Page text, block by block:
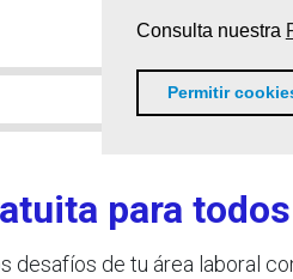
Consulta nuestra
Permitir
para
desafíos de tu área laboral